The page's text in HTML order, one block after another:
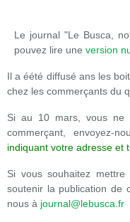
Le journal "Le Busca,
pouvez lire une version
Il a éété diffusé ans les
chez les commerçants du
Si au 10 mars, vous ne
commerçant, envoyez-
indiquant votre adresse et
Si vous souhaitez
soutenir la publication de
nous à journal@lebusca.fr